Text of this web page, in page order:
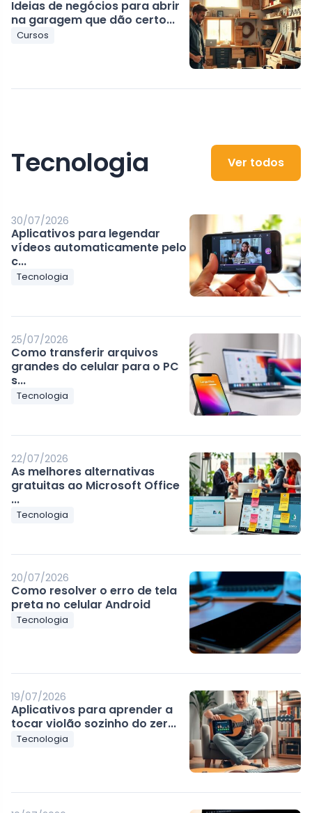
Ideias de negócios para abrir
na garagem que dão certo...
Cursos
Tecnologia Ver todos
30/07/2026
Aplicativos para legendar
vídeos automaticamente pelo
c...
Tecnologia
25/07/2026
Como transferir arquivos
grandes do celular para o PC
s...
Tecnologia
22/07/2026
As melhores alternativas
gratuitas ao Microsoft Office
...
Tecnologia
20/07/2026
Como resolver o erro de tela
preta no celular Android
Tecnologia
19/07/2026
Aplicativos para aprender a
tocar violão sozinho do zer...
Tecnologia